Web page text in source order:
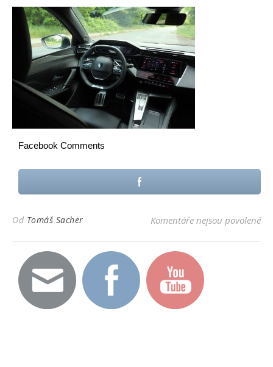
Facebook Comments
Od Tomáš Sacher Komentáře nejsou povolenéu